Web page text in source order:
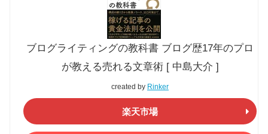
ブログライティングの教科書 ブログ歴17年のプロ
が教える売れる文章術 [ 中島大介 ]
created by Rinker
楽天市場